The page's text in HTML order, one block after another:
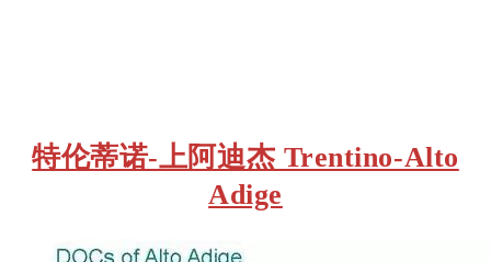
特伦蒂诺-上阿迪杰 Trentino-Alto
Adige